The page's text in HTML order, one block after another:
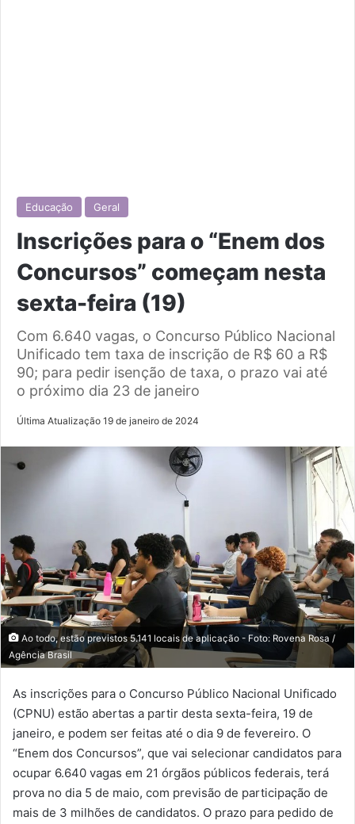
Educação Geral
Inscrições para o “Enem dos
Concursos” começam nesta
sexta-feira (19)
Com 6.640 vagas, o Concurso Público Nacional
Unificado tem taxa de inscrição de R$ 60 a R$
90; para pedir isenção de taxa, o prazo vai até
o próximo dia 23 de janeiro
Última Atualização 19 de janeiro de 2024
Ao todo, estão previstos 5.141 locais de aplicação - Foto: Rovena Rosa /
Agência Brasil
As inscrições para o Concurso Público Nacional Unificado
(CPNU) estão abertas a partir desta sexta-feira, 19 de
janeiro, e podem ser feitas até o dia 9 de fevereiro. O
“Enem dos Concursos”, que vai selecionar candidatos para
ocupar 6.640 vagas em 21 órgãos públicos federais, terá
prova no dia 5 de maio, com previsão de participação de
mais de 3 milhões de candidatos. O prazo para pedido de